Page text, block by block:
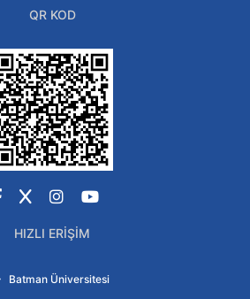
QR KOD
Facebook
X Instagram
YouTube
HIZLI ERIŞIM
Batman Üniversitesi